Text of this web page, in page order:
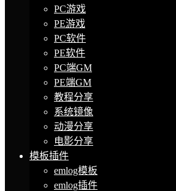
PC游戏
PE游戏
PC软件
PE软件
PC端GM
PE端GM
教程分享
系统镜像
动漫分享
电影分享
模板插件
emlog模板
emlog插件